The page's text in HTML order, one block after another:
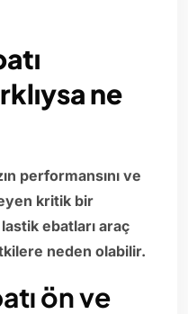
ne
performansını ve
kritik bir
ebatları araç
neden olabilir.
ön ve